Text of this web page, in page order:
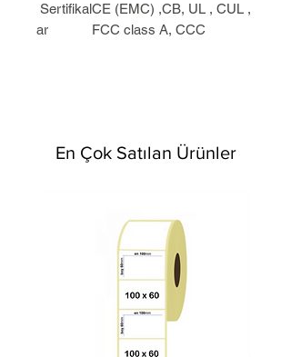
Sertifikal
ar
CE (EMC) ,CB, UL , CUL ,
FCC class A, CCC
En Çok Satılan Ürünler